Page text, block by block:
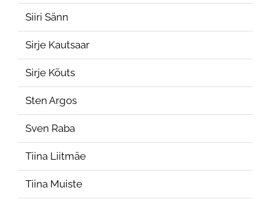
Siiri Sänn
Sirje Kautsaar
Sirje Kõuts
Sten Argos
Sven Raba
Tiina Liitmäe
Tiina Muiste